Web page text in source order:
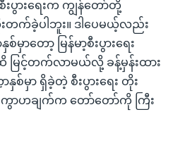
စီးပွားရေးက ကျွန်တော်တို့
တက်ခဲ့ပါဘူး။ ဒါပေမယ့်လည်း
ာတော့ မြန်မာ့စီးပွားရေး
ြင့်တက်လာမယ်လို့ ခန့်မှန်းထား
စ်မှာ ရှိခဲ့တဲ့ စီးပွားရေး တိုး
ကွာဟချက်က တော်တော်ကို ကြီး